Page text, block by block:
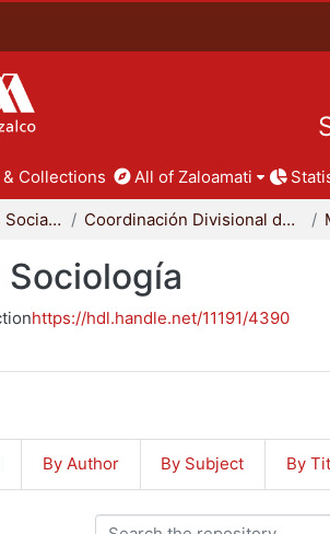
Collections All of Zaloamati
División de Ciencias Sociales y Humanidades Coordinación Divisional de Posgrado
https://hdl.handle.net/11191/4390
By Author By Subject By